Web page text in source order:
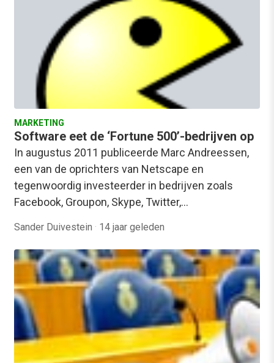
MARKETING
Software eet de ‘Fortune 500’-bedrijven op
In augustus 2011 publiceerde Marc Andreessen,
een van de oprichters van Netscape en
tegenwoordig investeerder in bedrijven zoals
Facebook, Groupon, Skype, Twitter,…
Sander Duivestein · 14 jaar geleden